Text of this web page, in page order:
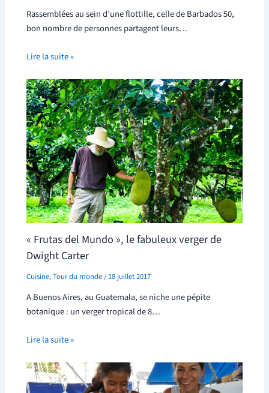
Rassemblées au sein d’une flottille, celle de Barbados 50,
bon nombre de personnes partagent leurs…
Lire la suite »
« Frutas del Mundo », le fabuleux verger de
Dwight Carter
Cuisine,Tour du monde/18 juillet 2017
A Buenos Aires, au Guatemala, se niche une pépite
botanique : un verger tropical de 8…
Lire la suite »